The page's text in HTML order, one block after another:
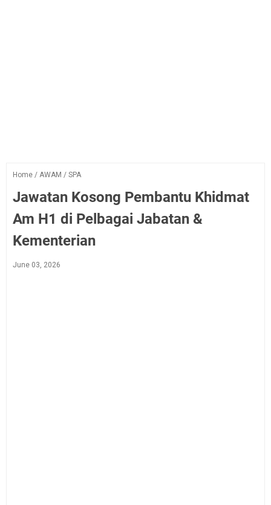
Home / AWAM / SPA
Jawatan Kosong Pembantu Khidmat
Am H1 di Pelbagai Jabatan &
Kementerian
June 03, 2026